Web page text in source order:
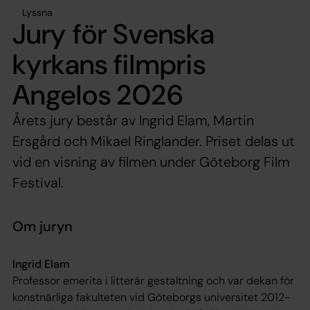
Lyssna
Jury för Svenska
kyrkans filmpris
Angelos 2026
Årets jury består av Ingrid Elam, Martin
Ersgård och Mikael Ringlander. Priset delas ut
vid en visning av filmen under Göteborg Film
Festival.
Om juryn
Ingrid Elam
Professor emerita i litterär gestaltning och var dekan för
konstnärliga fakulteten vid Göteborgs universitet 2012-